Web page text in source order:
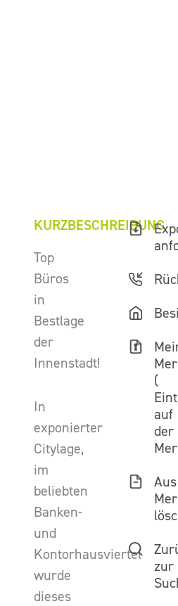
KURZBESCHREIBUNG
Top
Büros
in
Bestlage
der
Innenstadt!
In
exponierter
Citylage,
im
beliebten
Banken-
und
Kontorhausviertel
wurde
dieses
(
auf
der
Aus
zur